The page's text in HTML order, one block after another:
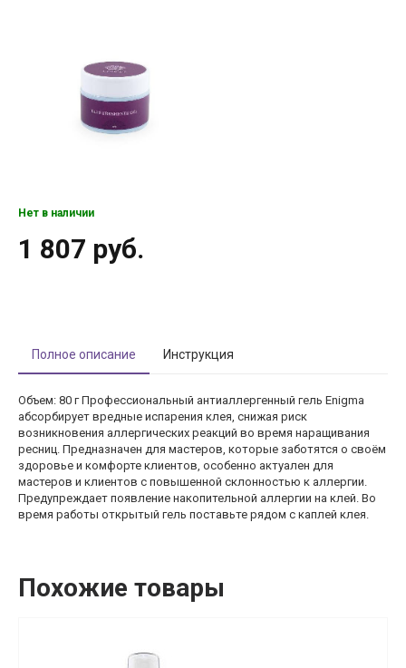
Нет в наличии
1 807 руб.
Полное описание Инструкция
Объем: 80 г Профессиональный антиаллергенный гель Enigma
абсорбирует вредные испарения клея, снижая риск
возникновения аллергических реакций во время наращивания
ресниц. Предназначен для мастеров, которые заботятся о своём
здоровье и комфорте клиентов, особенно актуален для
мастеров и клиентов с повышенной склонностью к аллергии.
Предупреждает появление накопительной аллергии на клей. Во
время работы открытый гель поставьте рядом с каплей клея.
Похожие товары